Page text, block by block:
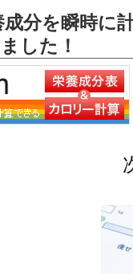
分を瞬時に
した！